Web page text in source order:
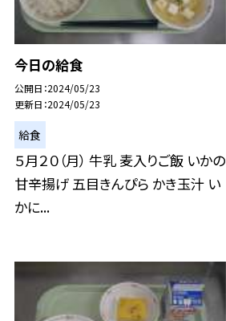
今日の給食
公開日 2024/05/23
更新日 2024/05/23
給食
５月２０（月） 牛乳 麦入りご飯 いかの
甘辛揚げ 五目きんぴら かき玉汁 い
かに...